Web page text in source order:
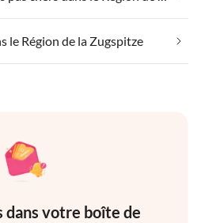
le Région de la Zugspitze
dans votre boîte de